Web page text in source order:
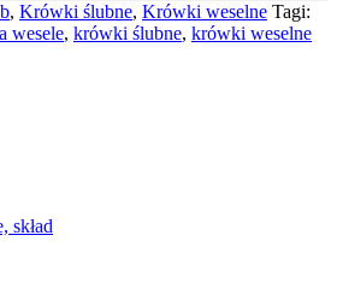
, Krówki ślubne, Krówki weselne Tagi:
wesele, krówki ślubne, krówki weselne
skład